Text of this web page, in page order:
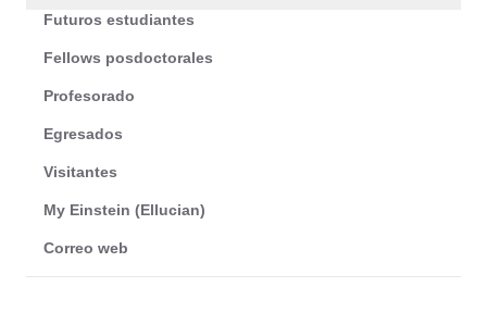
Futuros estudiantes
Fellows posdoctorales
Profesorado
Egresados
Visitantes
My Einstein (Ellucian)
Correo web